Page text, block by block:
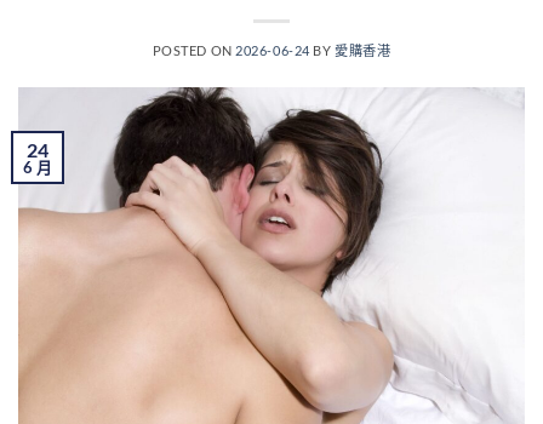
POSTED ON 2026-06-24 BY愛購香港
24
6 月